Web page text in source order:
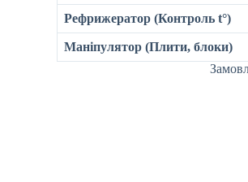
Рефрижератор (Контроль t°)
Маніпулятор (Плити, блоки)